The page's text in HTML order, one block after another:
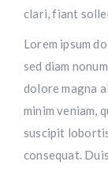
clari, fiant
Lorem ipsum
sed diam
dolore magna
minim veniam,
suscipit
consequat.